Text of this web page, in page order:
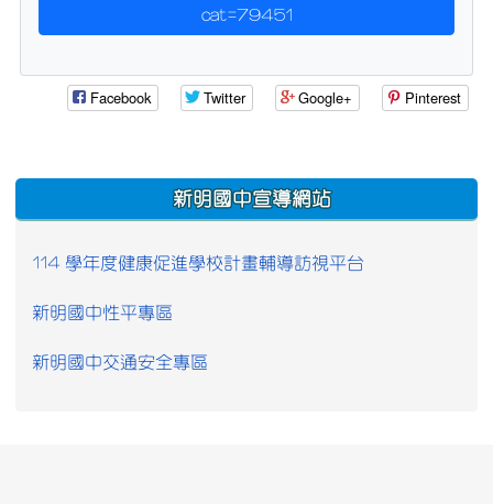
cat=79451
Facebook Twitter Google+ Pinterest
:::
新明國中宣導網站
114 學年度健康促進學校計畫輔導訪視平台
新明國中性平專區
新明國中交通安全專區